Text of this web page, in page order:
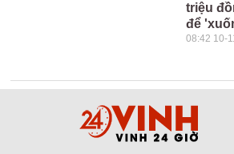
triệu
để
08:42 10-